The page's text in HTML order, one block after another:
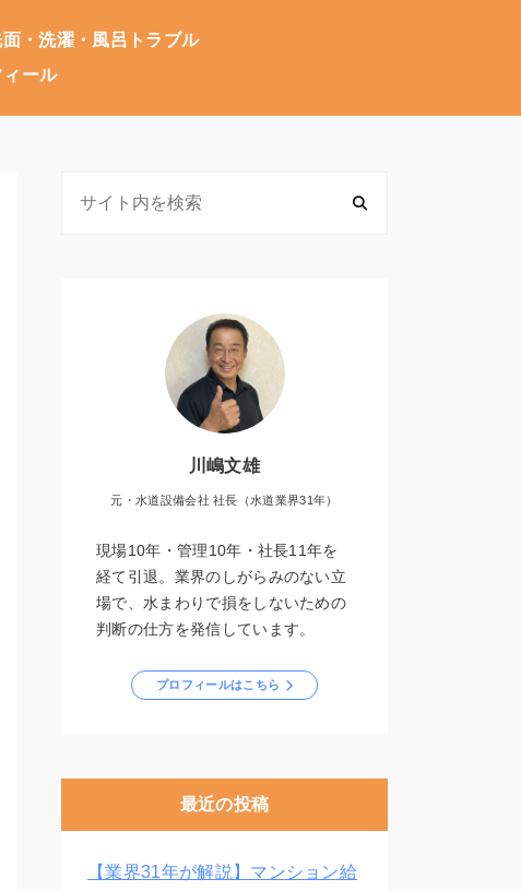
・洗濯・風呂トラブル
ール
川嶋文雄
元・水道設備会社 社長（水道業界31年）
現場10年・管理10年・社長11年を
経て引退。業界のしがらみのない立
場で、水まわりで損をしないための
判断の仕方を発信しています。
プロフィールはこちら
最近の投稿
【業界31年が解説】マンション給